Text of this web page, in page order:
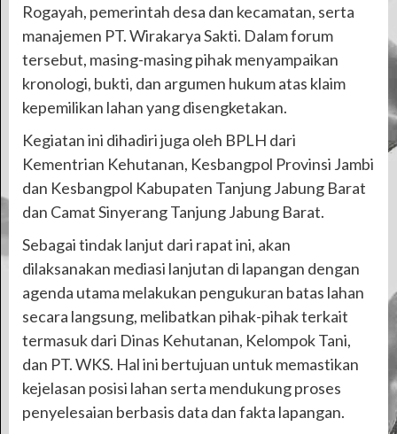
Rogayah, pemerintah desa dan kecamatan, serta
manajemen PT. Wirakarya Sakti. Dalam forum
tersebut, masing-masing pihak menyampaikan
kronologi, bukti, dan argumen hukum atas klaim
kepemilikan lahan yang disengketakan.
Kegiatan ini dihadiri juga oleh BPLH dari
Kementrian Kehutanan, Kesbangpol Provinsi Jambi
dan Kesbangpol Kabupaten Tanjung Jabung Barat
dan Camat Sinyerang Tanjung Jabung Barat.
Sebagai tindak lanjut dari rapat ini, akan
dilaksanakan mediasi lanjutan di lapangan dengan
agenda utama melakukan pengukuran batas lahan
secara langsung, melibatkan pihak-pihak terkait
termasuk dari Dinas Kehutanan, Kelompok Tani,
dan PT. WKS. Hal ini bertujuan untuk memastikan
kejelasan posisi lahan serta mendukung proses
penyelesaian berbasis data dan fakta lapangan.